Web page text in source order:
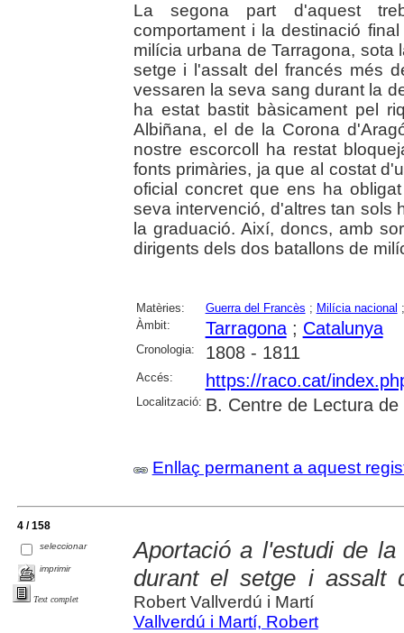
La segona part d'aquest
comportament i la destinació
milícia urbana de Tarragona,
setge i l'assalt del francés més
vessaren la seva sang durant la
ha estat bastit bàsicament pel
Albiñana, el de la Corona
nostre escorcoll ha restat
fonts primàries, ja que al costat
oficial concret que ens ha
seva intervenció, d'altres tan sols
la graduació. Així, doncs, amb
dirigents dels dos batallons de
Matèries: Guerra del Francès ; Milícia nacional
Àmbit:
Tarragona; Catalunya
Cronologia: 1808 - 1811
Accés: https://raco.cat/
Localització: B. Centre de Lectura
Enllaç permanent a aquest
4 / 158
seleccionar
imprimir
Text complet
Aportació a l'estudi de
durant el setge i assalt
Robert Vallverdú i Martí
Vallverdú i Martí, Robert